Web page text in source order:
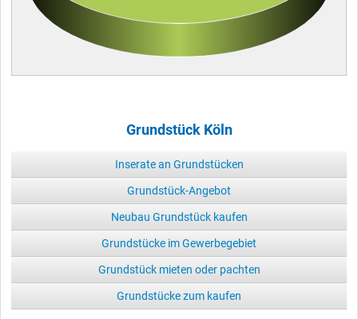
Grundstück Köln
Inserate an Grundstücken
Grundstück-Angebot
Neubau Grundstück kaufen
Grundstücke im Gewerbegebiet
Grundstück mieten oder pachten
Grundstücke zum kaufen